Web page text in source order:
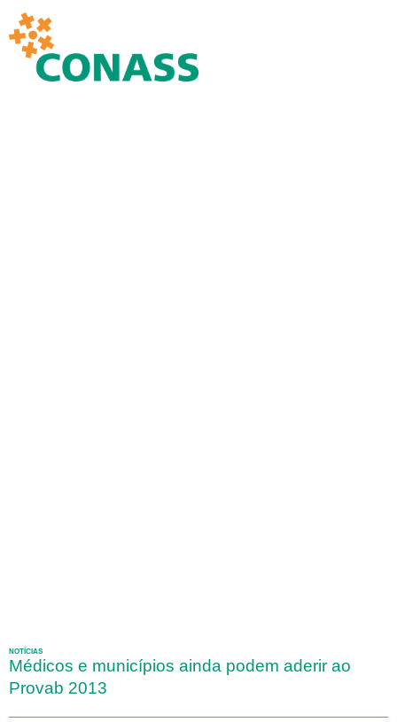
NOTÍCIAS
Médicos e municípios ainda podem aderir ao
Provab 2013